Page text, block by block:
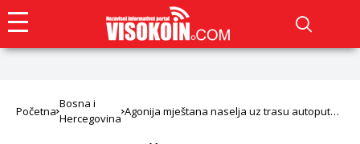
Početna
Bosna i
Hercegovina
Agonija mještana naselja uz trasu autoputa: